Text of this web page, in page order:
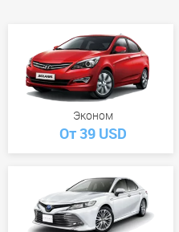
Эконом
От 39 USD